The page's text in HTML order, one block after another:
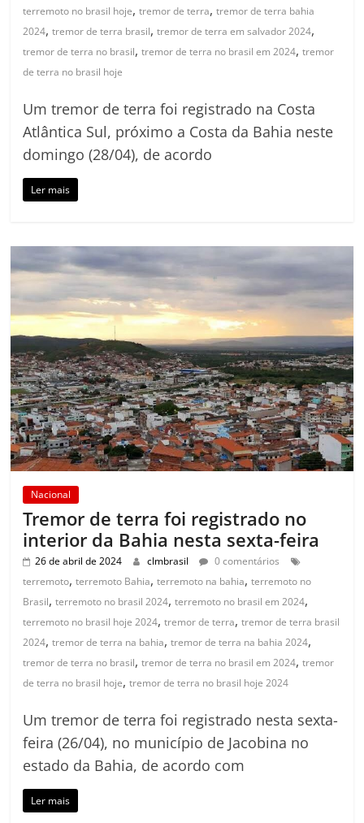
terremoto no brasil hoje,tremor de terra,tremor de terra bahia
2024,tremor de terra brasil,tremor de terra em salvador 2024,
tremor de terra no brasil,tremor de terra no brasil em 2024,tremor
de terra no brasil hoje
Um tremor de terra foi registrado na Costa
Atlântica Sul, próximo a Costa da Bahia neste
domingo (28/04), de acordo
Ler mais
Nacional
Tremor de terra foi registrado no
interior da Bahia nesta sexta-feira
26 de abril de 2024 clmbrasil
0 comentários
terremoto,terremoto Bahia,terremoto na bahia,terremoto no
Brasil,terremoto no brasil 2024,terremoto no brasil em 2024,
terremoto no brasil hoje 2024,tremor de terra,tremor de terra brasil
2024,tremor de terra na bahia,tremor de terra na bahia 2024,
tremor de terra no brasil,tremor de terra no brasil em 2024,tremor
de terra no brasil hoje,tremor de terra no brasil hoje 2024
Um tremor de terra foi registrado nesta sexta-
feira (26/04), no município de Jacobina no
estado da Bahia, de acordo com
Ler mais